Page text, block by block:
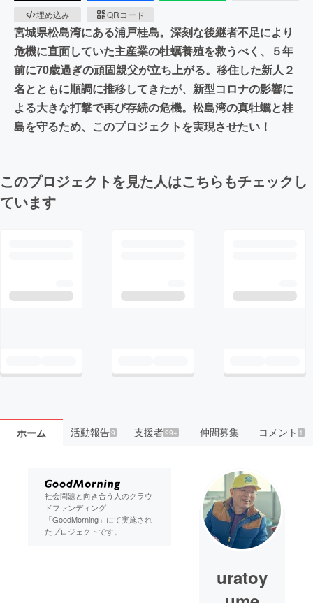
埋め込み
QRコード
宮城県松島湾にある浦戸桂島。深刻な後継者不足により
危機に直面していた主産業の牡蠣養殖を救うべく、５年
前に70歳過ぎの頑固親父が立ち上がる。移住した新人２
名とともに順調に推移してきたが、新型コロナの影響に
よる大きな打撃で再び存続の危機。松島湾の真牡蠣と桂
島を守るため、このプロジェクトを実現させたい！
このプロジェクトを見た人はこちらもチェックし
ています
ホーム 活動報告9 支援者99+ 仲間募集 コメント 1
社会問題と向き合う人のクラウ
ドファンディング
「GoodMorning」にて実施され
たプロジェクトです。
uratoy